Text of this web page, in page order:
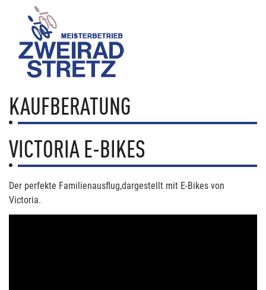
KAUFBERATUNG
VICTORIA E-BIKES
Der perfekte Familienausflug,dargestellt mit E-Bikes von
Victoria.